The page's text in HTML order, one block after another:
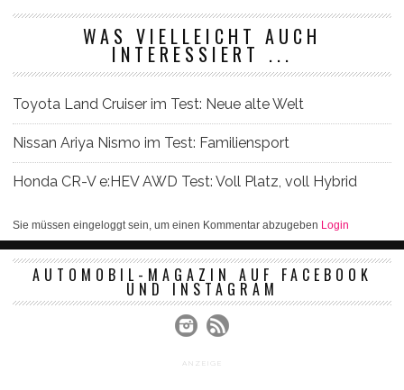
WAS VIELLEICHT AUCH
INTERESSIERT ...
Toyota Land Cruiser im Test: Neue alte Welt
Nissan Ariya Nismo im Test: Familiensport
Honda CR-V e:HEV AWD Test: Voll Platz, voll Hybrid
Sie müssen eingeloggt sein, um einen Kommentar abzugeben Login
AUTOMOBIL-MAGAZIN AUF FACEBOOK
UND INSTAGRAM
ANZEIGE